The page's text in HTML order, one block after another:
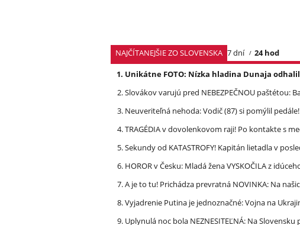
NAJČÍTANEJŠIE ZO SLOVENSKA 7 dní
24 hod
Unikátne FOTO: Nízka hladina Dunaja
Slovákov varujú pred NEBEZPEČNOU paštétou:
Neuveriteľná nehoda: Vodič (87) si pomýlil
TRAGÉDIA v dovolenkovom raji! Po kontakte s
Sekundy od KATASTROFY! Kapitán lietadla v
HOROR v Česku: Mladá žena VYSKOČILA z
A je to tu! Prichádza prevratná NOVINKA: Na
Vyjadrenie Putina je jednoznačné: Vojna na
Uplynulá noc bola NEZNESITEĽNÁ: Na